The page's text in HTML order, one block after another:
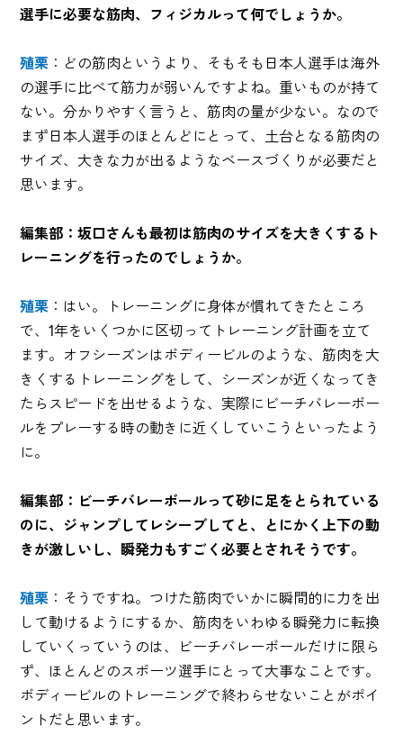
選手に必要な筋肉、フィジカルって何でしょうか。
殖栗 ：どの筋肉というより、そもそも日本人選手は海外
の選手に比べて筋力が弱いんですよね。重いものが持て
ない。分かりやすく言うと、筋肉の量が少ない。なので
まず日本人選手のほとんどにとって、土台となる筋肉の
サイズ、大きな力が出るようなベースづくりが必要だと
思います。
編集部：坂口さんも最初は筋肉のサイズを大きくするト
レーニングを行ったのでしょうか。
殖栗 ：はい。トレーニングに身体が慣れてきたところ
で、1年をいくつかに区切ってトレーニング計画を立て
ます。オフシーズンはボディービルのような、筋肉を大
きくするトレーニングをして、シーズンが近くなってき
たらスピードを出せるような、実際にビーチバレーボー
ルをプレーする時の動きに近くしていこうといったよう
に。
編集部：ビーチバレーボールって砂に足をとられている
のに、ジャンプしてレシーブしてと、とにかく上下の動
きが激しいし、瞬発力もすごく必要とされそうです。
殖栗 ：そうですね。つけた筋肉でいかに瞬間的に力を出
して動けるようにするか、筋肉をいわゆる瞬発力に転換
していくっていうのは、ビーチバレーボールだけに限ら
ず、ほとんどのスポーツ選手にとって大事なことです。
ボディービルのトレーニングで終わらせないことがポイ
ントだと思います。